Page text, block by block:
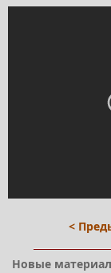
<
Новые